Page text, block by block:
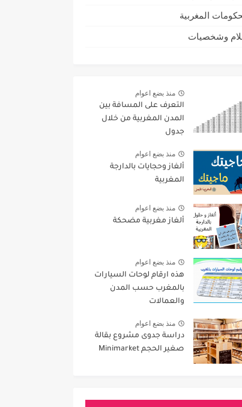
المغربية
وشخصيات
منذ بضع اعوام
التعرف على المسافة بين
المدن المغربية من خلال
جدول
منذ بضع اعوام
ألغاز وحجايات بالدارجة
المغربية
منذ بضع اعوام
ألغاز مغربية مضحكة
منذ بضع اعوام
هذه ارقام لوحات السيارات
بالمغرب حسب المدن
والعمالات
منذ بضع اعوام
دراسة جدوى مشروع بقالة
صغير الحجم Minimarket